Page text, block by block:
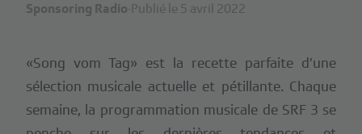
Sponsoring Radio·Publié le 5 avril 2022
«Song vom Tag» est la recette parfaite d’une
sélection musicale actuelle et pétillante. Chaque
semaine, la programmation musicale de SRF 3 se